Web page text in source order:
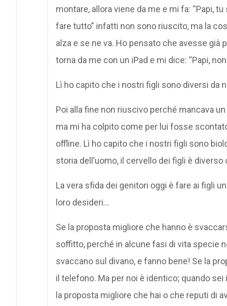
montare, allora viene da me e mi fa: “Papi,
fare tutto” infatti non sono riuscito, ma la
alza e se ne va. Ho pensato che avesse già
torna da me con un iPad e mi dice: “Papi,
Lì ho capito che i nostri figli sono diversi da
Poi alla fine non riuscivo perché mancava
ma mi ha colpito come per lui fosse
offline. Lì ho capito che i nostri figli sono
storia dell’uomo, il cervello dei figli è
La vera sfida dei genitori oggi è fare ai figli
loro desideri…
Se la proposta migliore che hanno è
soffitto, perché in alcune fasi di vita specie
svaccano sul divano, e fanno bene! Se la
il telefono. Ma per noi è identico; quando
la proposta migliore che hai o che reputi di